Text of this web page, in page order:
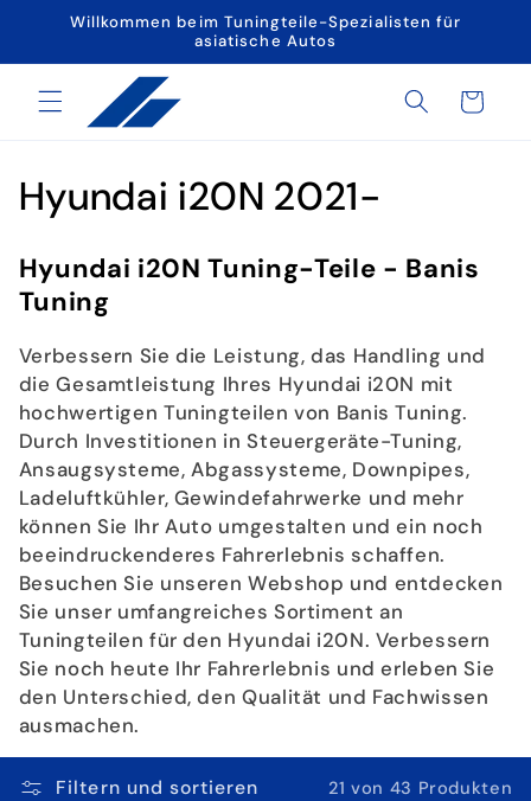
zumWillkommen beim Tuningteile-Spezialisten für
asiatische Autos
Warenkorb
K
a
t
e
g
o
r
i
e
:
Hyundai i20N 2021-
Hyundai i20N Tuning-Teile - Banis
Tuning
Verbessern Sie die Leistung, das Handling und
die Gesamtleistung Ihres Hyundai i20N mit
hochwertigen Tuningteilen von Banis Tuning.
Durch Investitionen in Steuergeräte-Tuning,
Ansaugsysteme, Abgassysteme, Downpipes,
Ladeluftkühler, Gewindefahrwerke und mehr
können Sie Ihr Auto umgestalten und ein noch
beeindruckenderes Fahrerlebnis schaffen.
Besuchen Sie unseren Webshop und entdecken
Sie unser umfangreiches Sortiment an
Tuningteilen für den Hyundai i20N. Verbessern
Sie noch heute Ihr Fahrerlebnis und erleben Sie
den Unterschied, den Qualität und Fachwissen
ausmachen.
Filtern und sortieren 21 von 43 Produkten